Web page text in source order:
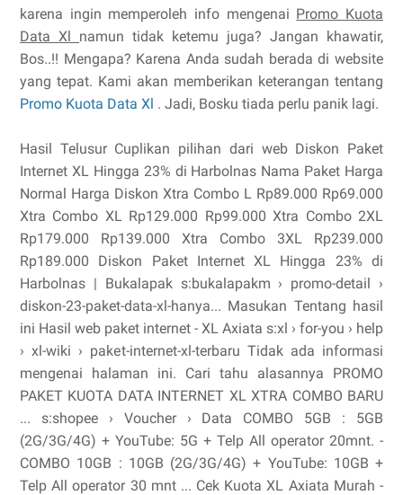
karena ingin memperoleh info mengenai Promo Kuota
Data Xl namun tidak ketemu juga? Jangan khawatir,
Bos..!! Mengapa? Karena Anda sudah berada di website
yang tepat. Kami akan memberikan keterangan tentang
Promo Kuota Data Xl . Jadi, Bosku tiada perlu panik lagi.
Hasil Telusur Cuplikan pilihan dari web Diskon Paket
Internet XL Hingga 23% di Harbolnas Nama Paket Harga
Normal Harga Diskon Xtra Combo L Rp89.000 Rp69.000
Xtra Combo XL Rp129.000 Rp99.000 Xtra Combo 2XL
Rp179.000 Rp139.000 Xtra Combo 3XL Rp239.000
Rp189.000 Diskon Paket Internet XL Hingga 23% di
Harbolnas | Bukalapak s:bukalapakm › promo-detail ›
diskon-23-paket-data-xl-hanya... Masukan Tentang hasil
ini Hasil web paket internet - XL Axiata s:xl › for-you › help
› xl-wiki › paket-internet-xl-terbaru Tidak ada informasi
mengenai halaman ini. Cari tahu alasannya PROMO
PAKET KUOTA DATA INTERNET XL XTRA COMBO BARU
... s:shopee › Voucher › Data COMBO 5GB : 5GB
(2G/3G/4G) + YouTube: 5G + Telp All operator 20mnt. -
COMBO 10GB : 10GB (2G/3G/4G) + YouTube: 10GB +
Telp All operator 30 mnt ... Cek Kuota XL Axiata Murah -